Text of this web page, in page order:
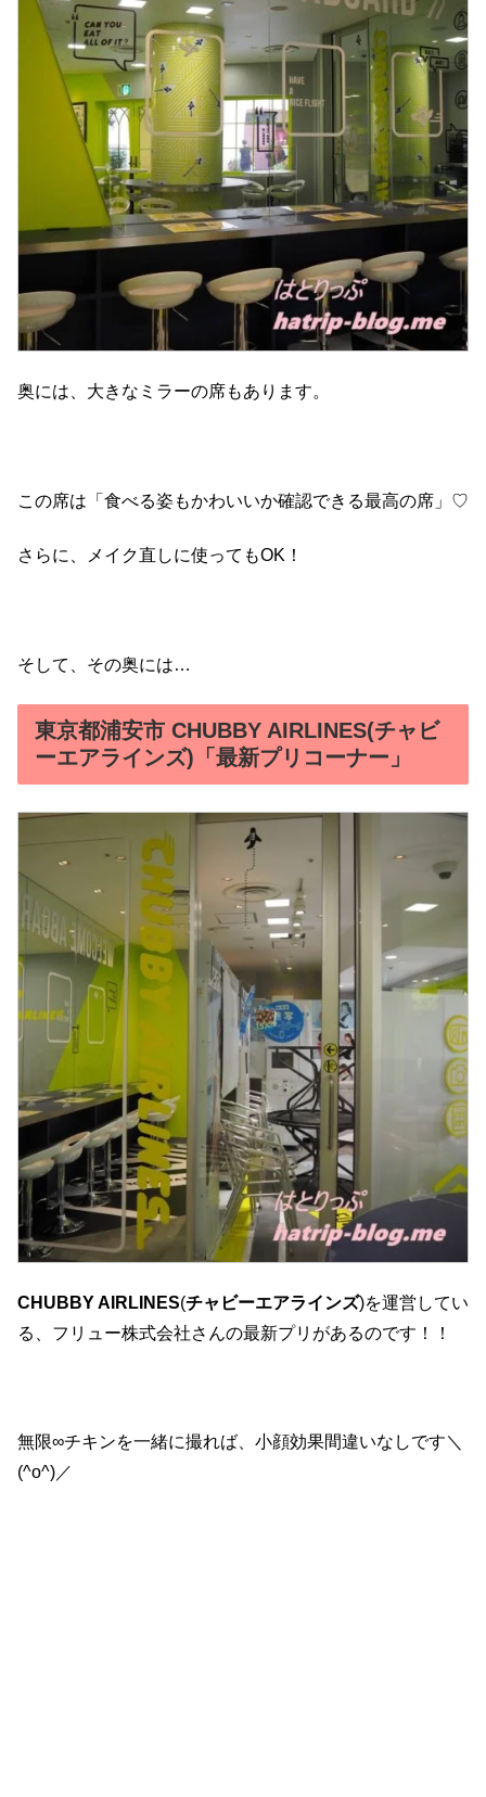
奥には、大きなミラーの席もあります。
この席は「食べる姿もかわいいか確認できる最高の席」♡
さらに、メイク直しに使ってもOK！
そして、その奥には…
東京都浦安市 CHUBBY AIRLINES(チャビ
ーエアラインズ)「最新プリコーナー」
CHUBBY AIRLINES(チャビーエアラインズ)を運営してい
る、フリュー株式会社さんの最新プリがあるのです！！
無限∞チキンを一緒に撮れば、小顔効果間違いなしです＼
(^o^)／